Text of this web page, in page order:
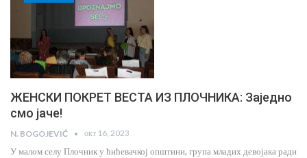
ЖЕНСКИ ПОКРЕТ ВЕСТА ИЗ ПЛОЧНИКА: Заједно
смо јаче!
N. BOGOJEVIĆ окт 16, 2023
У малом селу Плочник у ћићевачкој општини, група младих девојака ради